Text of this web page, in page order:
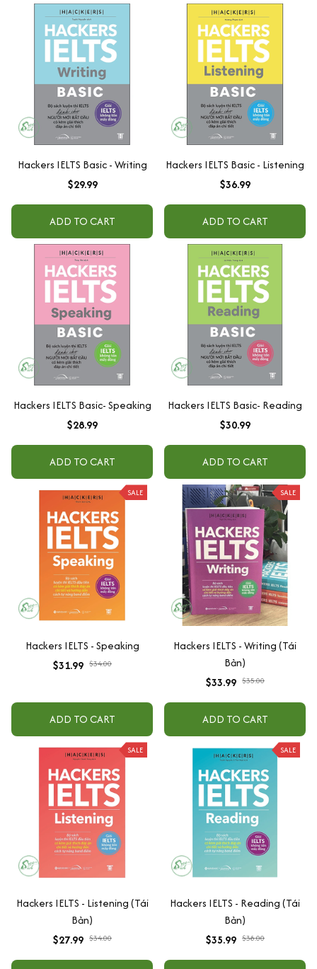
Hackers IELTS Basic - Writing
$29.99
ADD TO CART
Hackers IELTS Basic - Listening
$36.99
ADD TO CART
Hackers IELTS Basic- Speaking
$28.99
ADD TO CART
Hackers IELTS Basic- Reading
$30.99
ADD TO CART
SALE
Hackers IELTS - Speaking
$31.99 $34.00
ADD TO CART
SALE
Hackers IELTS - Writing (Tái
Bản)
$33.99 $35.00
ADD TO CART
SALE
Hackers IELTS - Listening (Tái
Bản)
$27.99 $34.00
SALE
Hackers IELTS - Reading (Tái
Bản)
$35.99 $38.00